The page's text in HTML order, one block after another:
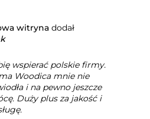
witrynadodał
wspierać polskie firmy.
Woodica mnie nie
i na pewno jeszcze
Duży plus za jakość i